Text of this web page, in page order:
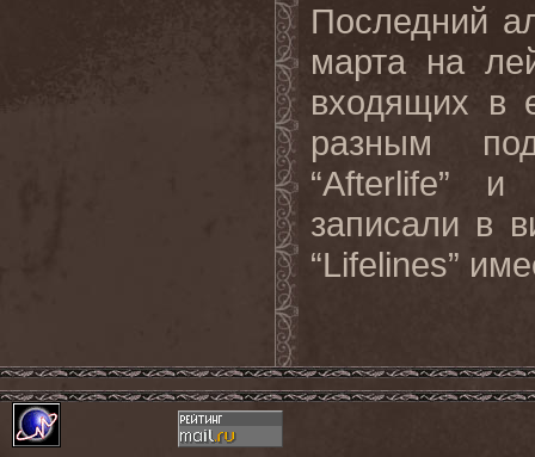
Последний
марта на
входящих в
разным
“Afterlife”
записали в
“Lifelines”